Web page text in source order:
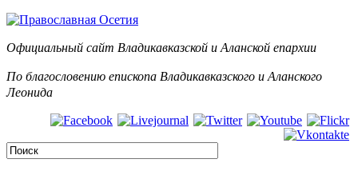
Официальный сайт Владикавказской и Аланской епархии
По благословению епископа Владикавказского и Аланского
Леонида